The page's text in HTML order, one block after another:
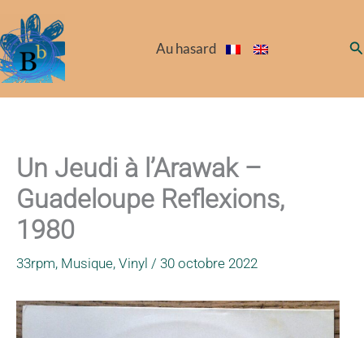
au
contenu
Au hasard
Un Jeudi à l’Arawak –
Guadeloupe Reflexions,
1980
33rpm, Musique, Vinyl / 30 octobre 2022